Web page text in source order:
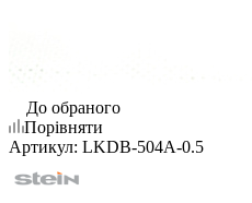
До обраного
Порівняти
Артикул: LKDB-504A-0.5